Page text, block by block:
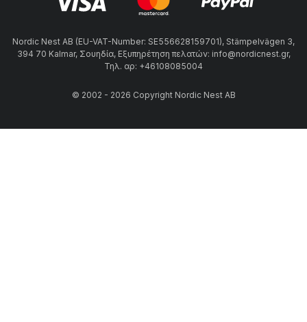
Nordic Nest AB (EU-VAT-Number: SE556628159701), Stämpelvägen 3,
394 70 Kalmar, Σουηδία, Εξυπηρέτηση πελατών: info@nordicnest.gr,
Τηλ. αρ: +46108085004
© 2002 - 2026 Copyright Nordic Nest AB